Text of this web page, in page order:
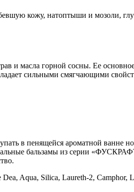
кожу, натоптыши и мозоли,
и масла горной сосны. Ее
сильными смягчающими
в пенящейся ароматной ванне
бальзамы из серии
Aqua, Silica, Laureth-2,